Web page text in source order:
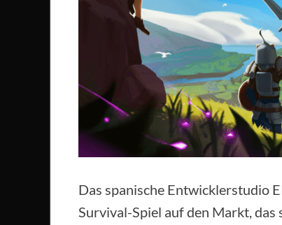
Das spanische Entwicklerstudio
Survival-Spiel auf den Markt,